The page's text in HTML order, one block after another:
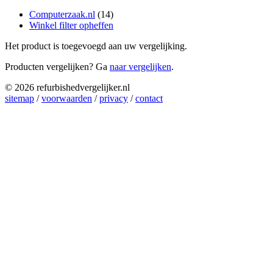
Computerzaak.nl (14)
Winkel filter opheffen
Het product is toegevoegd aan uw vergelijking.
Producten vergelijken? Ga naar vergelijken.
© 2026 refurbishedvergelijker.nl
sitemap /voorwaarden /privacy /contact